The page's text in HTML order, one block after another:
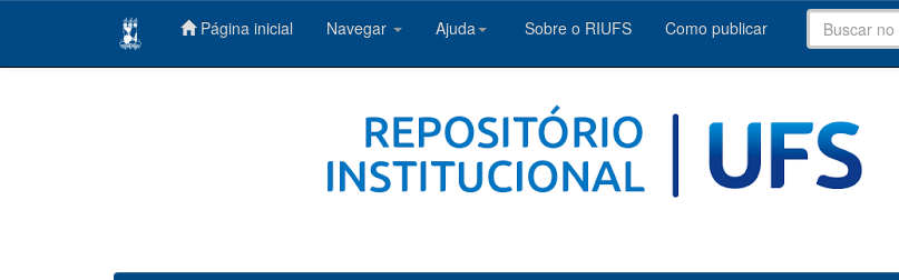
Página inicial Navegar Ajuda Sobre o RIUFS Como publicar